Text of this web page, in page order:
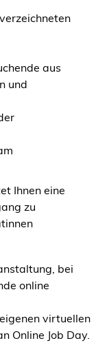
aus
und
Ihnen eine
zu
bei
online
virtuellen
Online Job Day.